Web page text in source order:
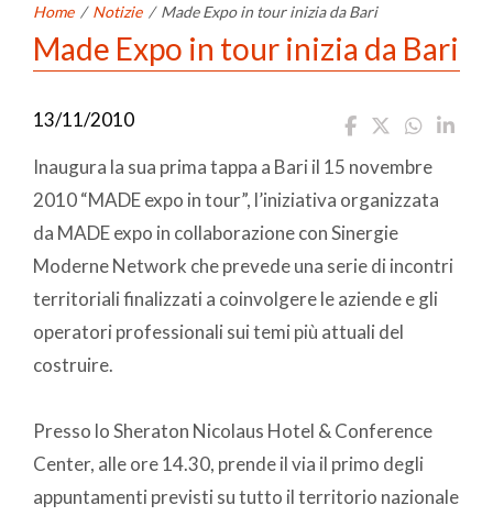
Home / Notizie / Made Expo in tour inizia da Bari
Made Expo in tour inizia da Bari
13/11/2010
Inaugura la sua prima tappa a Bari il 15 novembre
2010 “MADE expo in tour”, l’iniziativa organizzata
da MADE expo in collaborazione con Sinergie
Moderne Network che prevede una serie di incontri
territoriali finalizzati a coinvolgere le aziende e gli
operatori professionali sui temi più attuali del
costruire.
Presso lo Sheraton Nicolaus Hotel & Conference
Center, alle ore 14.30, prende il via il primo degli
appuntamenti previsti su tutto il territorio nazionale